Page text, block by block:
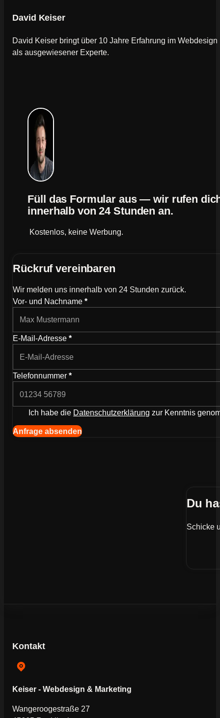
David Keiser
David Keiser bringt über 10 Jahre Erfahrung im
als ausgewiesener Experte.
Rückruf vereinbaren
Wir melden uns innerhalb von 24 Stunden zurück.
Wie können wir dich kontaktieren?
Vor- und Nachname *
E-Mail-Adresse *
Telefonnummer *
Ich habe die Datenschutzerklärung zur Kenntnis
Navigation (Kopie) (Kopieren) (Kopieren)
Anfrage absenden
Füll das Formular aus — wir rufen
innerhalb von 24 Stunden an.
Kostenlos, keine Werbung.
Du
Schicke
Kontakt
Keiser - Webdesign & Marketing
Wangeroogestraße 27